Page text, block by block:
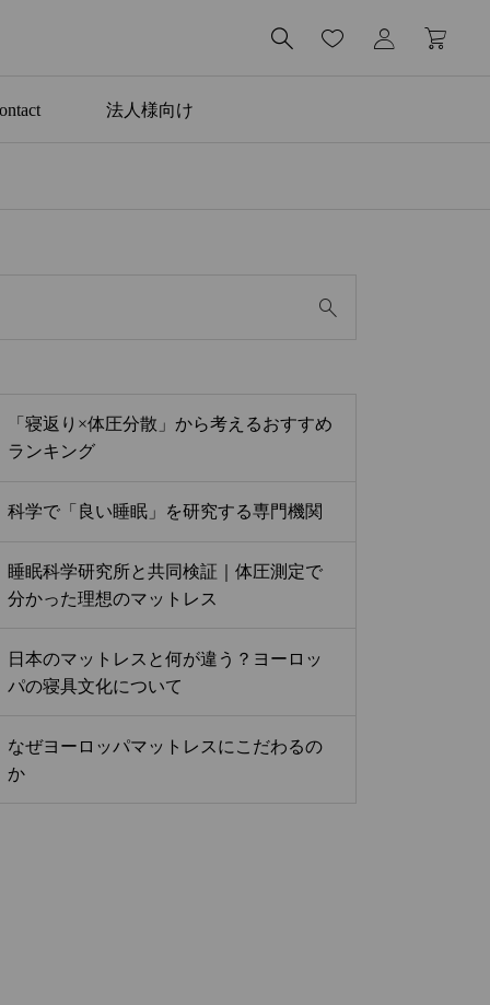

法人様向け
「寝返り×体圧分散」から考えるおすすめ
ランキング
科学で「良い睡眠」を研究する専門機関
睡眠科学研究所と共同検証｜体圧測定で
分かった理想のマットレス
日本のマットレスと何が違う？ヨーロッ
パの寝具文化について
なぜヨーロッパマットレスにこだわるの
か